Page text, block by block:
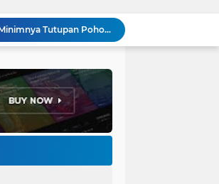
Menakar Udara dan Tanah di Kaki Manglayang: Minimnya Tutupan Pohon di Blok Padaemut-Cigupakan Tingkatkan Risiko Klimatologi dan Ekologi
Anggota DPRD Kota Bandung Soroti Jalan Gelap, Desak Pemkot Prioritaskan Pembenahan PJU
Edi Rusyandi Terpilih Secara Aklamasi Pimpin Golkar Bandung Barat, Tonggak Baru Kepemimpinan Harmonis "Turun Ranjang"
Program Gaslah Kota Bandung Raih Apresiasi Pemerintah Pusat, Pengolahan Sampah Capai 30 Persen
Penataan Kabel Udara FO di Cimahi Capai 15 KM, Target Kota Bebas Kabel Semrawut